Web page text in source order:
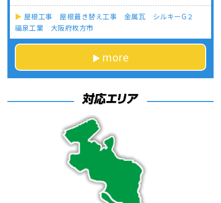
屋根工事 屋根葺き替え工事 金属瓦 シルキーG２
福泉工業 大阪府枚方市
more